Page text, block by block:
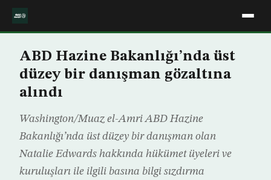
ABD Hazine Bakanlığı’nda üst
düzey bir danışman gözaltına
alındı
Washington/Muaz el-Amri ABD Hazine
Bakanlığı’nda üst düzey bir danışman olan
Natalie Edwards hakkında hükümet üyeleri ve
kuruluşları ile ilgili basına bilgi sızdırma